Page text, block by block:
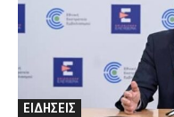
ΕΙΔΗΣΕΙΣ